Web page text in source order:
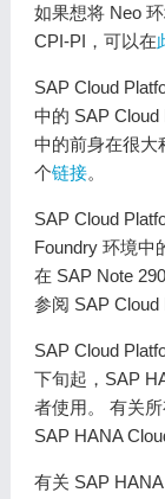
如果想将 Neo
CPI-PI，可以在
SAP Cloud
中的 SAP
中的前身在很大
个链接。
SAP Cloud
Foundry 环境中
在 SAP Note
参阅 SAP Cloud
SAP Cloud
下旬起，SAP
者使用。 有关
SAP HANA
有关 SAP